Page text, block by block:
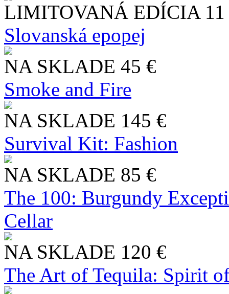
LIMITOVANÁ EDÍCIA
Slo​vanská epopej
NA SKLADE 45 €
Smoke and Fire
NA SKLADE 145 €
Survival Kit: Fashion
NA SKLADE 85 €
The 100: Burgundy
Cellar
NA SKLADE 120 €
The Art of Tequila: Spirit